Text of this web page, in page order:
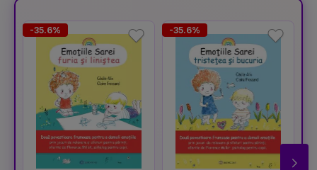
-35.6% -35.6%